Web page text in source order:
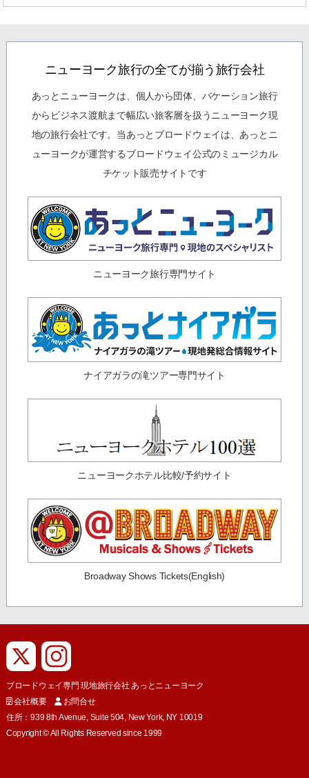
ニューヨーク旅行の全てが揃う旅行会社
あっとニューヨークは、個人から団体、バケーション旅行
からビジネス渡航まで幅広い旅客層を扱うニューヨーク現
地の旅行会社です。当あっとブロードウェイは、あっとニ
ューヨークが運営するブロードウェイ公式のミュージカル
チケット販売サイトです
ニューヨーク旅行専門サイト
ナイアガラの滝ツアー専門サイト
ニューヨークホテル比較/予約サイト
Broadway Shows Tickets(English)
ブロードウェイ専門 現地旅行会社 あっとニューヨーク
会社概要
お問合せ
住所：939 8th Avenue, Suite 504, New York, NY 10019
Copyright © All Rights Reserved since 1999